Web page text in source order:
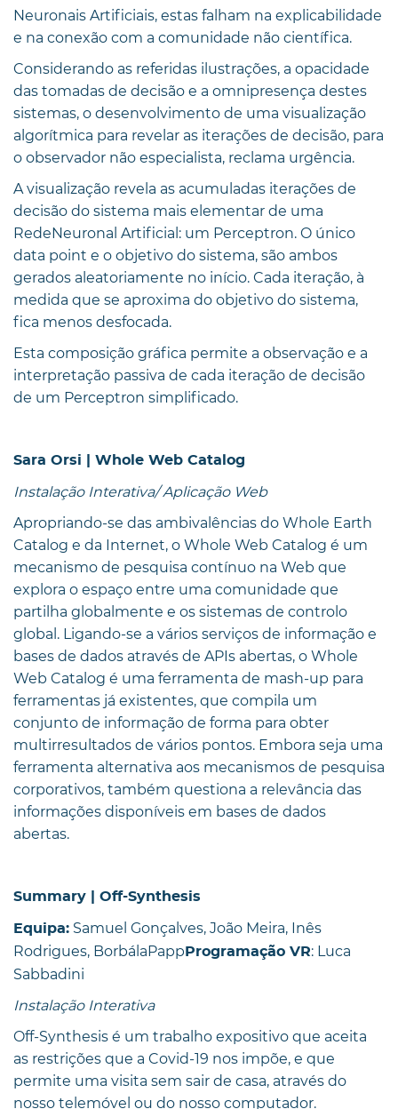
Neuronais Artificiais, estas falham na explicabilidade
e na conexão com a comunidade não científica.
Considerando as referidas ilustrações, a opacidade
das tomadas de decisão e a omnipresença destes
sistemas, o desenvolvimento de uma visualização
algorítmica para revelar as iterações de decisão, para
o observador não especialista, reclama urgência.
A visualização revela as acumuladas iterações de
decisão do sistema mais elementar de uma
RedeNeuronal Artificial: um Perceptron. O único
data point e o objetivo do sistema, são ambos
gerados aleatoriamente no início. Cada iteração, à
medida que se aproxima do objetivo do sistema,
fica menos desfocada.
Esta composição gráfica permite a observação e a
interpretação passiva de cada iteração de decisão
de um Perceptron simplificado.
Sara Orsi | Whole Web Catalog
Instalação Interativa/ Aplicação Web
Apropriando-se das ambivalências do Whole Earth
Catalog e da Internet, o Whole Web Catalog é um
mecanismo de pesquisa contínuo na Web que
explora o espaço entre uma comunidade que
partilha globalmente e os sistemas de controlo
global. Ligando-se a vários serviços de informação e
bases de dados através de APIs abertas, o Whole
Web Catalog é uma ferramenta de mash-up para
ferramentas já existentes, que compila um
conjunto de informação de forma para obter
multirresultados de vários pontos. Embora seja uma
ferramenta alternativa aos mecanismos de pesquisa
corporativos, também questiona a relevância das
informações disponíveis em bases de dados
abertas.
Summary | Off-Synthesis
Equipa: Samuel Gonçalves, João Meira, Inês
Rodrigues, BorbálaPappProgramação VR: Luca
Sabbadini
Instalação Interativa
Off-Synthesis é um trabalho expositivo que aceita
as restrições que a Covid-19 nos impõe, e que
permite uma visita sem sair de casa, através do
nosso telemóvel ou do nosso computador.